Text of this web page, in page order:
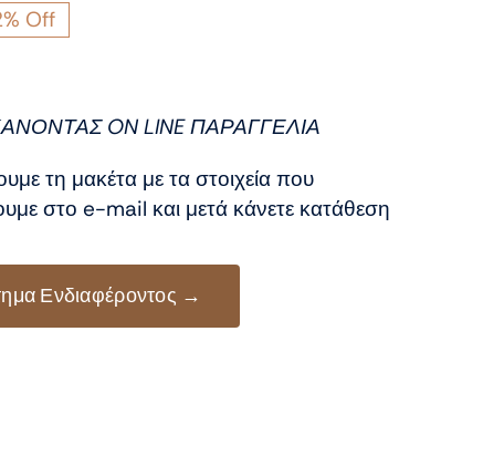
€.
Off
ON LINE ΠΑΡΑΓΓΕΛΙΑ
τη μακέτα με τα στοιχεία που
στο e-mail και μετά κάνετε κατάθεση
Ενδιαφέροντος →